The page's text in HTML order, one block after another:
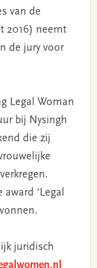
van de
2016) neemt
de jury voor
Legal Woman
bij Nysingh
die zij
‘Legal
juridisch